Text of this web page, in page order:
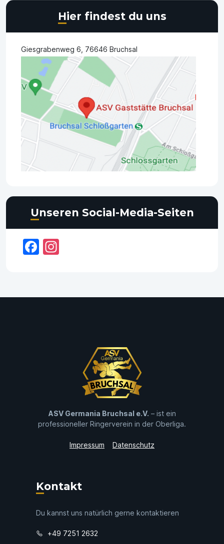
Hier findest du uns
Giesgrabenweg 6, 76646 Bruchsal
Unseren Social-Media-Seiten
Facebook
ASV Germania Bruchsal e.V. – ist ein
professioneller Ringerverein in der Oberliga.
Impressum Datenschutz
Kontakt
Du kannst uns natürlich gerne kontaktieren
+49 7251 2632